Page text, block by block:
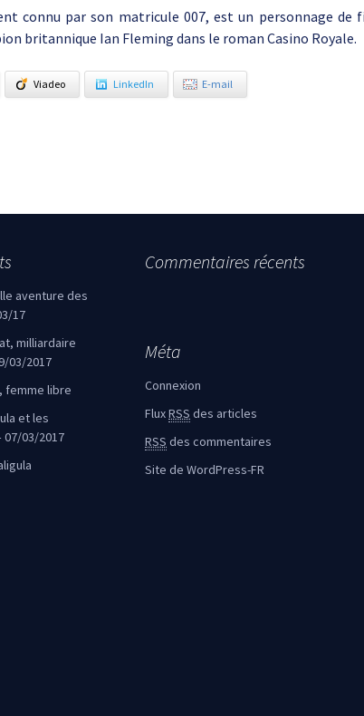
connu par son matricule 007, est un personnage de
britannique Ian Fleming dans le roman Casino Royale.
Viadeo LinkedIn E-mail
aventure des
17
milliardaire
03/2017
femme libre
et les
03/2017
Commentaires récents
Méta
Connexion
FluxRSS des articles
RSS des commentaires
Site de WordPress-FR